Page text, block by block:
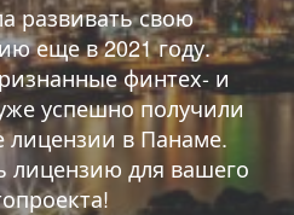
развивать свою
еще в 2021 году.
финтех- и
успешно получили
в Панаме.
для вашего